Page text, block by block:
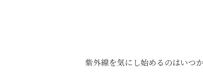
紫外線を気にし始めるのはいつ